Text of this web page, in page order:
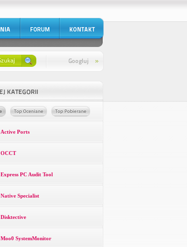
Active Ports
OCCT
Express PC Audit Tool
Native Specialist
Disktective
Moo0 SystemMonitor